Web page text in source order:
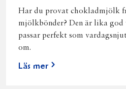
Har du provat chokladmjölk
mjölkbönder? Den är lika god
passar perfekt som
om.
Läs mer